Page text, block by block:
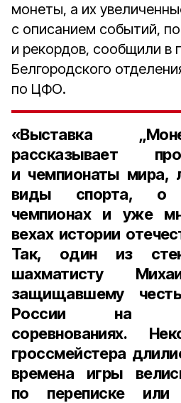
монеты, а их
с описанием событий,
и рекордов, сообщили в
Белгородского
по ЦФО.
«Выставка
рассказывает
и чемпионаты мира,
виды спорта, о
чемпионах и уже
вехах истории
Так, один из
шахматисту
защищавшему
России на
соревнованиях.
гроссмейстера
времена игры
по переписке или